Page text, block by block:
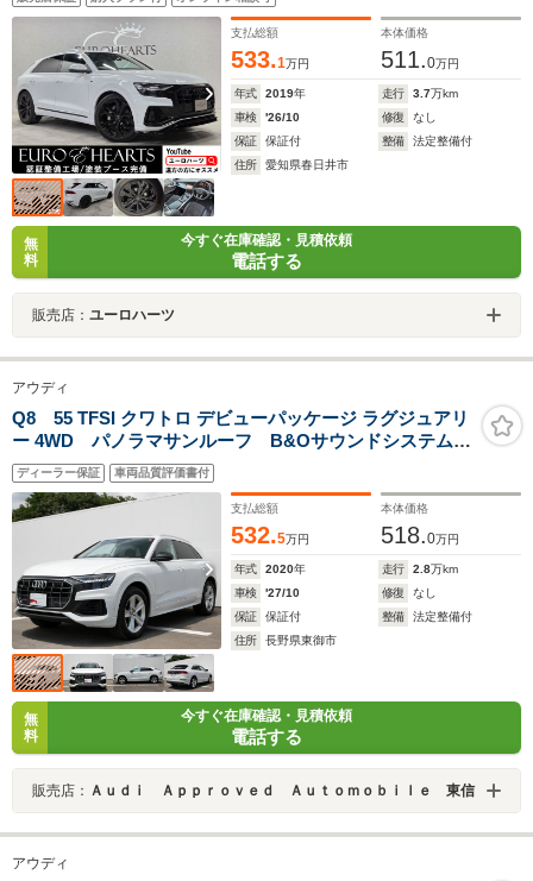
ント純正22インチAW ブラックエンブレム 地デジ
TV 黒ハーフレザー 360度カメラ リアエアコン
支払総額
533.1万円
本体価格
511.0万円
年式 2019年 走行 3.7万km
車検
'26/10 修復
なし
保証
保証付 整備
法定整備付
住所
愛知県春日井市
無
料
今すぐ在庫確認・見積依頼
電話する
販売店： ユーロハーツ
アウディ
Q8 55 TFSI クワトロ デビューパッケージ ラグジュアリ
ー 4WD パノラマサンルーフ B&Oサウンドシステム
マトリクスLEDヘッドライト 4ゾーンオートエアコン
フルレザーシート シートベンチレーション シートヒ
ーター オートマチックテールゲート アルミホイール
ディーラー保証 車両品質評価書付
支払総額
532.5万円
本体価格
518.0万円
年式 2020年 走行 2.8万km
車検
'27/10 修復
なし
保証
保証付 整備
法定整備付
住所
長野県東御市
無
料
今すぐ在庫確認・見積依頼
電話する
販売店： Ａｕｄｉ Ａｐｐｒｏｖｅｄ Ａｕｔｏｍｏｂｉｌｅ 東信
アウディ